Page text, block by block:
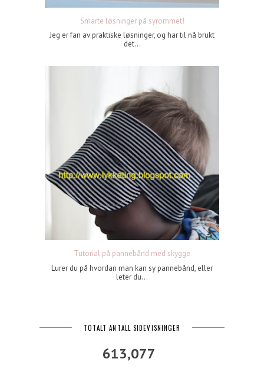
Smarte løsninger på syrommet!
Jeg er fan av praktiske løsninger, og har til nå brukt
det...
Tutorial på pannebånd med skygge
Lurer du på hvordan man kan sy pannebånd, eller
leter du...
TOTALT ANTALL SIDEVISNINGER
613,077